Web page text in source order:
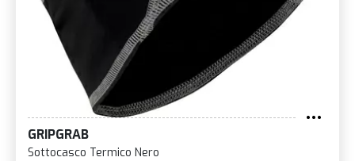
GRIPGRAB
Sottocasco Termico Nero